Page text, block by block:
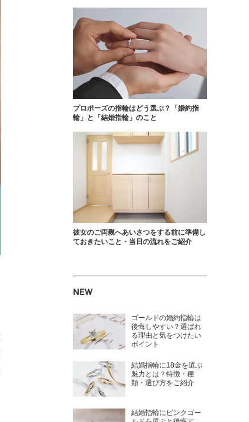
プロポーズの指輪はどう選ぶ？「婚約指
輪」と「結婚指輪」のこと
彼女のご両親へあいさつをする前に準備し
ておきたいこと・当日の流れをご紹介
NEW
ゴールドの婚約指輪は
後悔しやすい？選ばれ
る理由と気をつけたい
ポイント
結婚指輪に18金を選ぶ
魅力とは？特徴・種
類・選び方をご紹介
結婚指輪にピンクゴー